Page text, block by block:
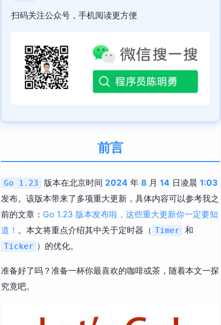
扫码关注公众号，手机阅读更方便
前言
Go 1.23 版本在北京时间 2024 年 8 月 14 日凌晨 1:03
发布。该版本带来了多项重大更新，具体内容可以参考我之
前的文章： Go 1.23 版本发布啦，这些重大更新你一定要知
道！ 。本文将重点介绍其中关于定时器（ Timer 和
Ticker ）的优化。
准备好了吗？准备一杯你最喜欢的咖啡或茶，随着本文一探
究竟吧。